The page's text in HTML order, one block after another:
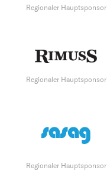
Regionaler Hauptsponsor
Regionaler Hauptsponsor
Regionaler Hauptsponsor